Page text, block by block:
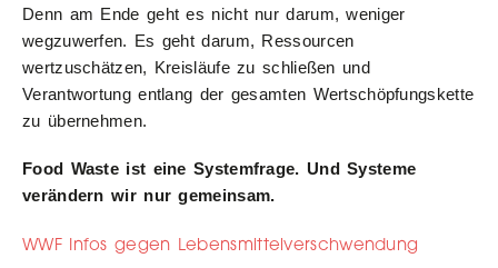
Denn am Ende geht es nicht nur darum, weniger
wegzuwerfen. Es geht darum, Ressourcen
wertzuschätzen, Kreisläufe zu schließen und
Verantwortung entlang der gesamten Wertschöpfungskette
zu übernehmen.
Food Waste ist eine Systemfrage. Und Systeme
verändern wir nur gemeinsam.
WWF Infos gegen Lebensmittelverschwendung